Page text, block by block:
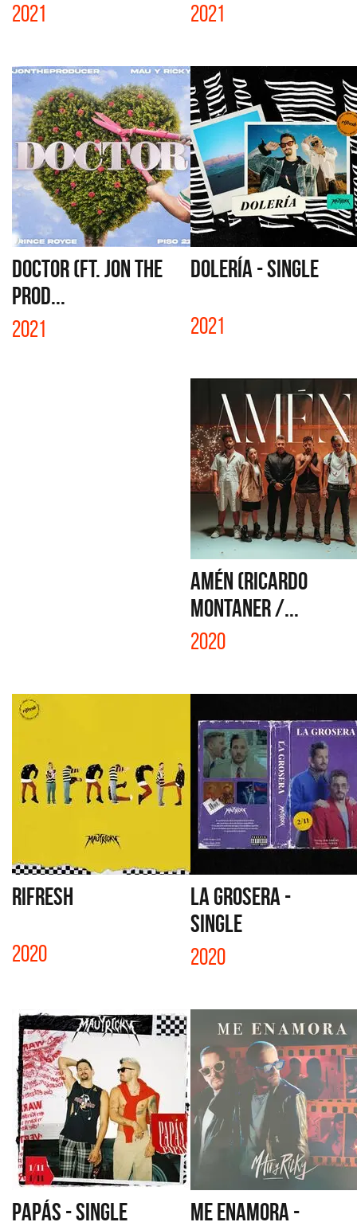
2021 2021
DOCTOR (FT. JON THE
PROD...
2021
DOLERÍA - SINGLE
2021
AMÉN (RICARDO
MONTANER /...
2020
RIFRESH
2020
LA GROSERA -
SINGLE
2020
PAPÁS - SINGLE
ME ENAMORA -